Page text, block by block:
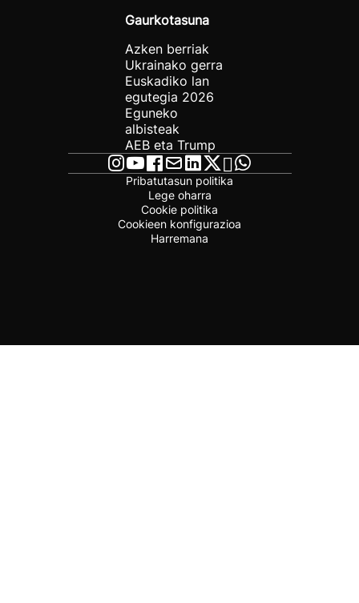
Gaurkotasuna
Azken berriak
Ukrainako gerra
Euskadiko lan
egutegia 2026
Eguneko
albisteak
AEB eta Trump
Pribatutasun politika
Lege oharra
Cookie politika
Cookieen konfigurazioa
Harremana